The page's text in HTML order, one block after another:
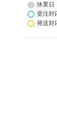
休業日
受注対
発送対